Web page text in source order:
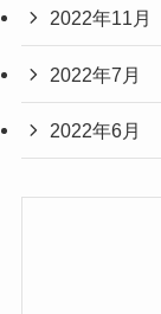
2022年11月
2022年7月
2022年6月